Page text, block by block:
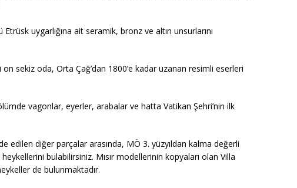
uygarlığına ait seramik, bronz ve altın unsurlarını
on sekiz oda, Orta Çağ’dan 1800’e kadar uzanan resimli eserleri
vagonlar, eyerler, arabalar ve hatta Vatikan Şehri’nin ilk
edilen diğer parçalar arasında, MÖ 3. yüzyıldan kalma değerli
heykellerini bulabilirsiniz. Mısır modellerinin kopyaları olan Villa
de bulunmaktadır.